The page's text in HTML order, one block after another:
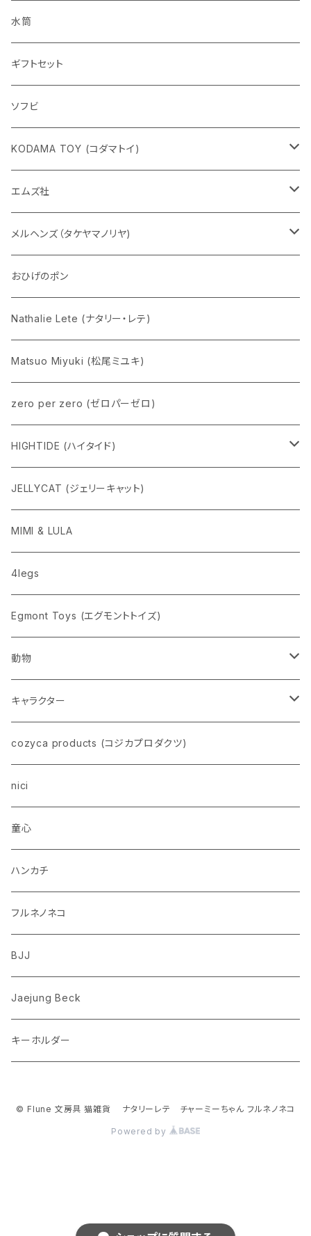
水筒
ギフトセット
ソフビ
KODAMA TOY (コダマトイ)
チャーミーちゃん
五型動物
Eddie パンダ
エムズ社
デコちゃん
クマちゃん
メルヘンズ（タケヤマノリヤ)
ケロペチーノ
おひげのポン
Nathalie Lete (ナタリー・レテ)
Matsuo Miyuki (松尾ミユキ)
zero per zero (ゼロパーゼロ)
HIGHTIDE (ハイタイド)
ニューレトロ
penco
nahe
pppppins（ピーーーーンズ）
JELLYCAT (ジェリーキャット)
MIMI & LULA
4legs
Egmont Toys (エグモントトイズ)
動物
ネコ
イヌ
トイプードル
柴犬
ポメラニアン
コーギー
ウザギ
パンダ
リス
クマ
ゾウ
トリ
キャラクター
スヌーピー
モンチッチ
ムーミン
ちいかわ
ミッフィー
Richard Scarry (リチャード・スキャリー)
おぱんちゅうさぎ/んぽちゃむ
cozyca products (コジカプロダクツ)
nici
童心
ハンカチ
フルネノネコ
BJJ
Jaejung Beck
キーホルダー
© Flune 文房具 猫雑貨 ナタリーレテ チャーミーちゃん フルネノネコ
Powered by